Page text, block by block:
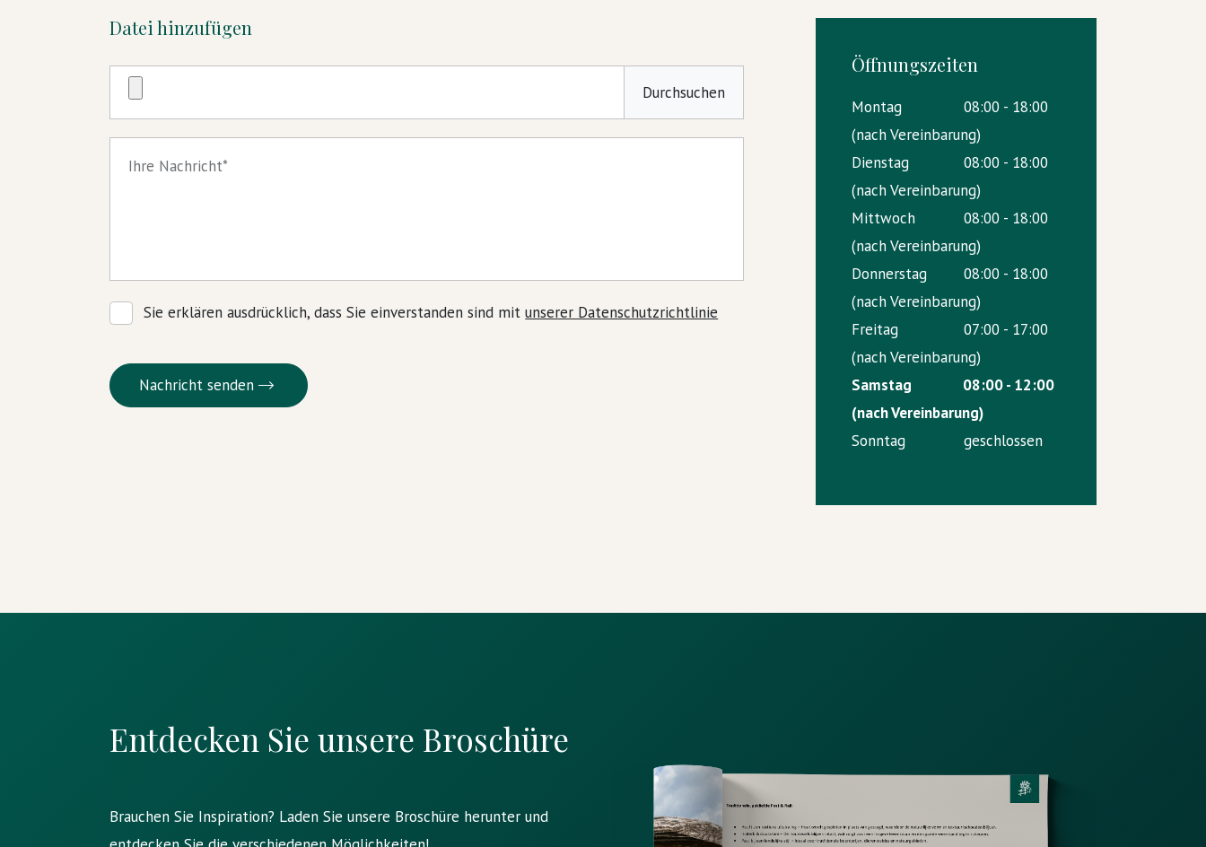
Datei hinzufügen
Durchsuchen
Ihre Nachricht
Sie erklären ausdrücklich, dass Sie einverstanden sind mitunserer Datenschutzrichtlinie
Nachricht senden
Öffnungszeiten
Montag
08:00 - 18:00
(nach Vereinbarung)
Dienstag
08:00 - 18:00
(nach Vereinbarung)
Mittwoch
08:00 - 18:00
(nach Vereinbarung)
Donnerstag
08:00 - 18:00
(nach Vereinbarung)
Freitag
07:00 - 17:00
(nach Vereinbarung)
Samstag
08:00 - 12:00
(nach Vereinbarung)
Sonntag
geschlossen
Entdecken Sie unsere Broschüre
Brauchen Sie Inspiration? Laden Sie unsere Broschüre herunter und